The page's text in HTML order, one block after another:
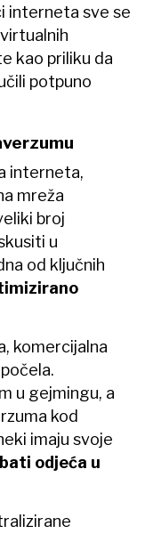
interneta sve se
kao priliku da
potpuno
interneta,
mreža
broj
u
od ključnih
komercijalna
u gejmingu, a
kod
imaju svoje
odjeća u